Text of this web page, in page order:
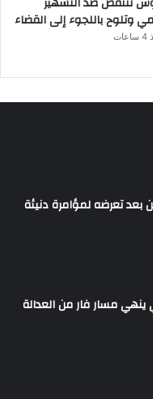
وتلوح باللجوء إلى القضاء
بعد تعرضه لمؤامرة دنيئة
مسار فار من العدالة